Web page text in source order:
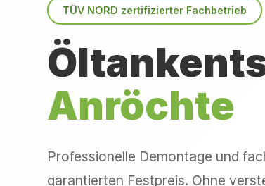
TÜV NORD zertifizierter Fachbetrieb
Anröchte
Professionelle Demontage und
garantierten Festpreis. Ohne